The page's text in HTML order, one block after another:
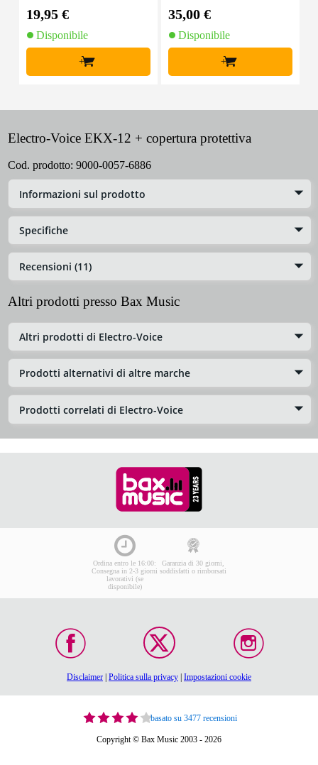
19,95 €
Disponibile
+
35,00 €
Disponibile
+
Electro-Voice EKX-12 + copertura protettiva
Cod. prodotto: 9000-0057-6886
Informazioni sul prodotto
Specifiche
Recensioni (11)
Altri prodotti presso Bax Music
Altri prodotti di Electro-Voice
Prodotti alternativi di altre marche
Prodotti correlati di Electro-Voice
Ordina entro le 16:00:
Consegna in 2-3 giorni
lavorativi (se
disponibile)
Garanzia di 30 giorni,
soddisfatti o rimborsati
Disclaimer | Politica sulla privacy | Impostazioni cookie
basato su 3477 recensioni
Copyright © Bax Music 2003 - 2026